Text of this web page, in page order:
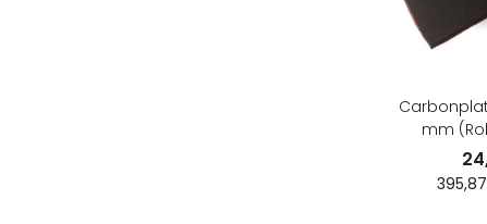
mm